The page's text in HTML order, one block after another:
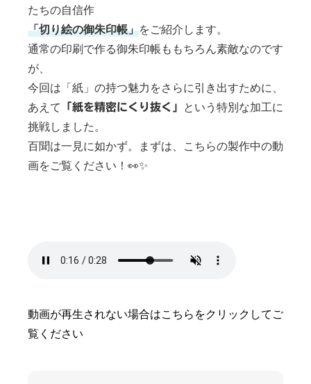
REPEAT
個人情報保護方針
マイページ
たちの自信作
「切り絵の御朱印帳」をご紹介します。
通常の印刷で作る御朱印帳ももちろん素敵なのです
が、
今回は「紙」の持つ魅力をさらに引き出すために、
あえて
「紙を精密にくり抜く」
という特別な加工に
挑戦しました。
百聞は一見に如かず。まずは、こちらの製作中の動
画をご覧ください！👀✨
動画が再生されない場合はこちらをクリックしてご
覧ください